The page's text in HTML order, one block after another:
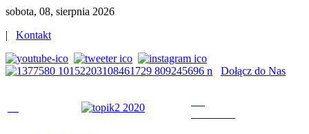
sobota, 08, sierpnia 2026
| Kontakt
Dołącz do Nas